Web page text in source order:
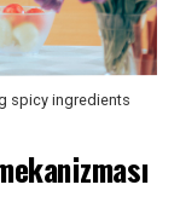
spicy ingredients